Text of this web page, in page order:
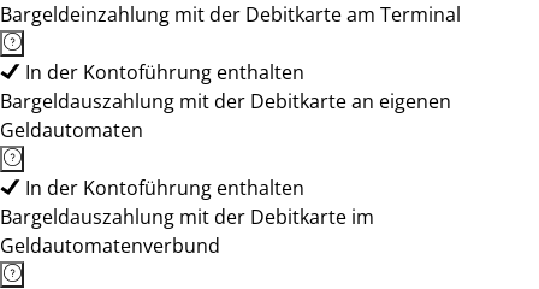
Bargeldeinzahlung mit der Debitkarte am Terminal
In der Kontoführung enthalten
Bargeldauszahlung mit der Debitkarte an eigenen
Geldautomaten
In der Kontoführung enthalten
Bargeldauszahlung mit der Debitkarte im
Geldautomatenverbund